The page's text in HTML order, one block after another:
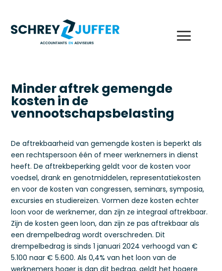
Minder aftrek gemengde
kosten in de
vennootschapsbelasting
De aftrekbaarheid van gemengde kosten is beperkt als
een rechtspersoon één of meer werknemers in dienst
heeft. De aftrekbeperking geldt voor de kosten voor
voedsel, drank en genotmiddelen, representatiekosten
en voor de kosten van congressen, seminars, symposia,
excursies en studiereizen. Vormen deze kosten echter
loon voor de werknemer, dan zijn ze integraal aftrekbaar.
Zijn de kosten geen loon, dan zijn ze pas aftrekbaar als
een drempelbedrag wordt overschreden. Dit
drempelbedrag is sinds 1 januari 2024 verhoogd van €
5.100 naar € 5.600. Als 0,4% van het loon van de
werknemers hoger is dan dit bedrag, geldt het hogere